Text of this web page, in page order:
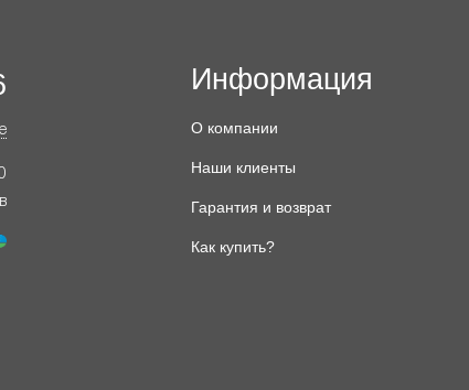
Информация
О компании
Наши клиенты
Гарантия и возврат
Как купить?